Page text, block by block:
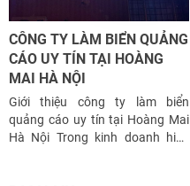
CÔNG TY LÀM BIỂN QUẢNG
CÁO UY TÍN TẠI HOÀNG
MAI HÀ NỘI
Giới thiệu công ty làm biển
quảng cáo uy tín tại Hoàng Mai
Hà Nội Trong kinh doanh hiện